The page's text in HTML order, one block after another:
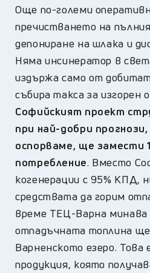
Още по-големи
пречистването на
депониране на шлака и
Няма инсинератор в
издържа само от
събира такса за изгорен
Софийският проект
при най-добри
оспорваме, ще замести
потребление. Вместо
когенерации с 95% КПД,
средствата да горим
време ТЕЦ-Варна минава
отпадъчната топлина ще
Варненското езеро. Това
продукция, която